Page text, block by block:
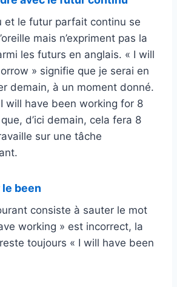
et le futur parfait continu se
mais n’expriment pas la
les futurs en anglais. « I will
» signifie que je serai en
demain, à un moment donné.
will have been working for 8
d’ici demain, cela fera 8
sur une tâche
been
consiste à sauter le mot
working » est incorrect, la
toujours « I will have been